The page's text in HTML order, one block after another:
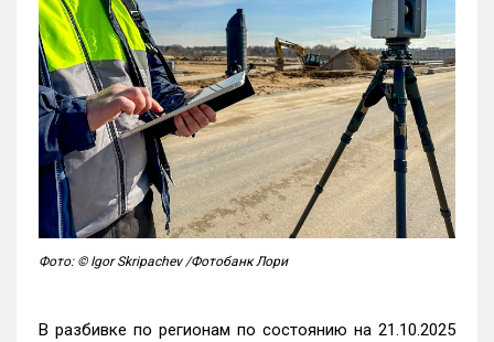
Фото: © Igor Skripachev /Фотобанк Лори
В разбивке по регионам по состоянию на 21.10.2025